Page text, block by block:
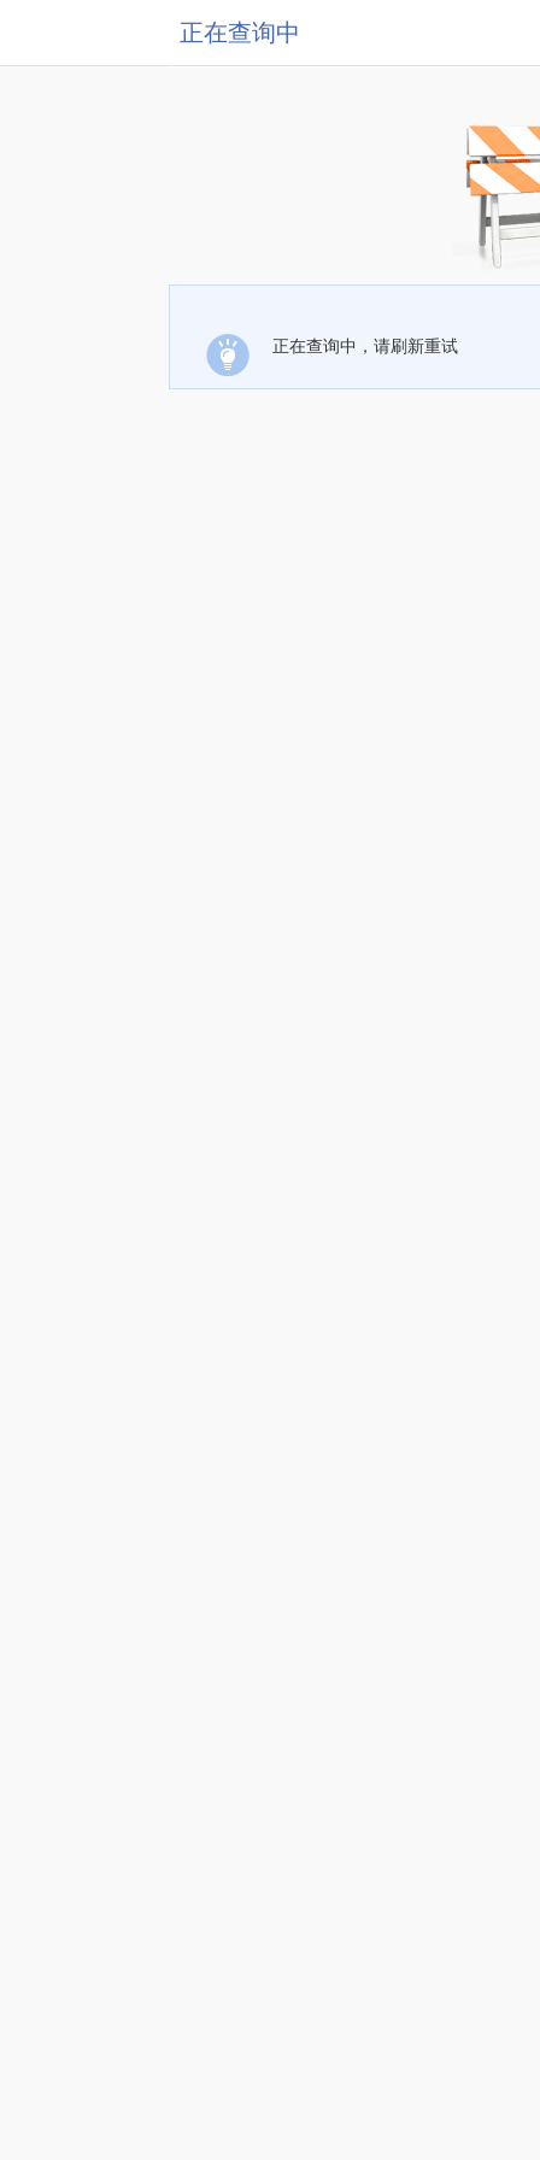
正在查询中
正在查询中，请刷新重试